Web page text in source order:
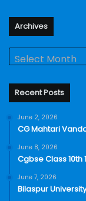
Archives
Recent Posts
June 2, 2026
CG Mahtari
June 8, 2026
Cgbse Class 10th
June 7, 2026
Bilaspur